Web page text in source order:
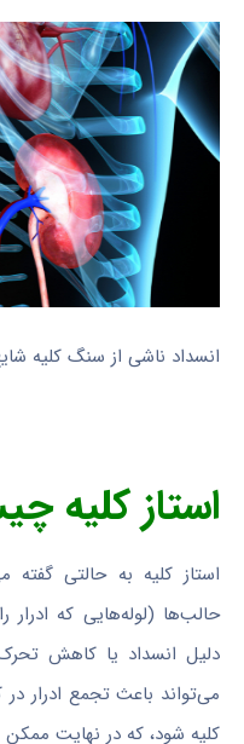
انسداد ناشی از سنگ کلیه
استاز کلیه
استاز کلیه به حالتی گفته
حالب‌ها (لوله‌هایی که ادرار
دلیل انسداد یا کاهش
می‌تواند باعث تجمع ادرار
کلیه شود، که در نهایت